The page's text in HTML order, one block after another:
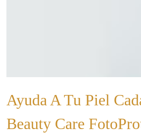
Ayuda A Tu Piel
Beauty Care